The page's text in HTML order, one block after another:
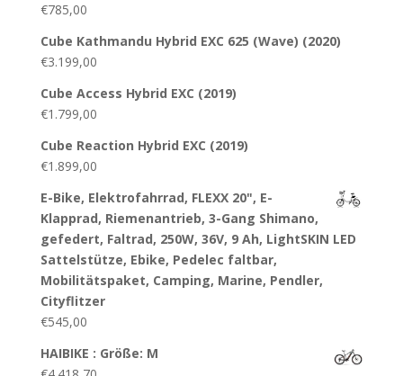
€785,00
Cube Kathmandu Hybrid EXC 625 (Wave) (2020)
€3.199,00
Cube Access Hybrid EXC (2019)
€1.799,00
Cube Reaction Hybrid EXC (2019)
€1.899,00
E-Bike, Elektrofahrrad, FLEXX 20", E-
Klapprad, Riemenantrieb, 3-Gang Shimano,
gefedert, Faltrad, 250W, 36V, 9 Ah, LightSKIN LED
Sattelstütze, Ebike, Pedelec faltbar,
Mobilitätspaket, Camping, Marine, Pendler,
Cityflitzer
€545,00
HAIBIKE : Größe: M